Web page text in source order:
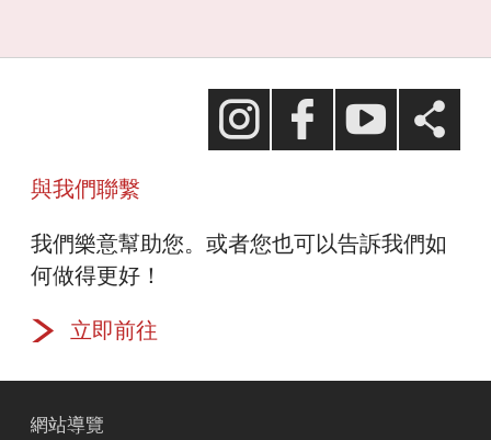
台新慈善基金會
台新優惠市集
Facebook
與我們聯繫
我們樂意幫助您。或者您也可以告訴我們如
何做得更好！
立即前往
網站導覽